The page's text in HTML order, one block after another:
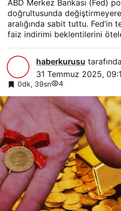
ABD Merkez Bankası (Fed)
doğrultusunda
aralığında sabit tuttu. Fed’in
faiz indirimi beklentilerini
haberkurusu
31 Temmuz 2025,
0dk, 39sn 4
Fiyatlar